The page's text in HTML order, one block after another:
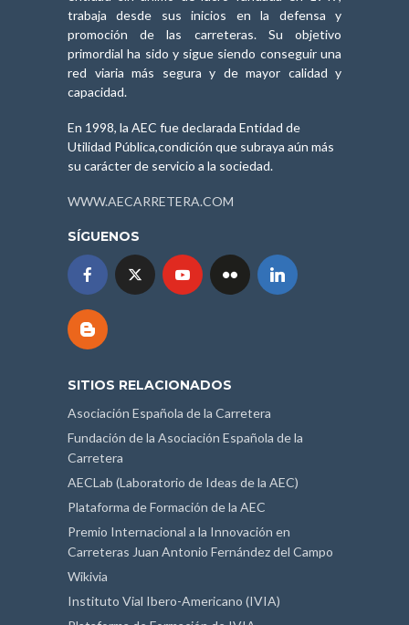
trabaja desde sus inicios en la defensa y
promoción de las carreteras. Su objetivo
primordial ha sido y sigue siendo conseguir una
red viaria más segura y de mayor calidad y
capacidad.
En 1998, la AEC fue declarada Entidad de
Utilidad Pública,condición que subraya aún más
su carácter de servicio a la sociedad.
WWW.AECARRETERA.COM
SÍGUENOS
SITIOS RELACIONADOS
Asociación Española de la Carretera
Fundación de la Asociación Española de la
Carretera
AECLab (Laboratorio de Ideas de la AEC)
Plataforma de Formación de la AEC
Premio Internacional a la Innovación en
Carreteras Juan Antonio Fernández del Campo
Wikivia
Instituto Vial Ibero-Americano (IVIA)